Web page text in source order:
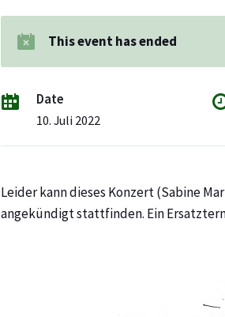
This event has ended
Date
10. Juli 2022
Leider kann dieses Konzert (Sabine
angekündigt stattfinden. Ein